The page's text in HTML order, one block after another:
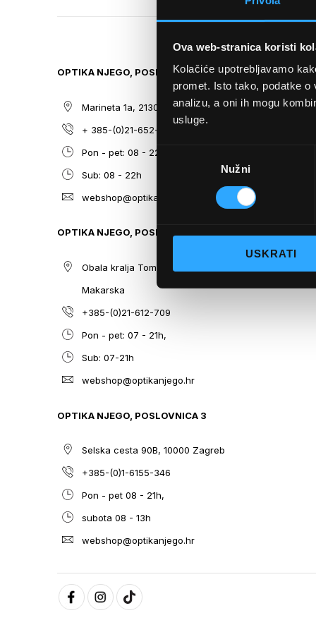
Ova web-stranica koristi
Kolačiće upotrebljavamo
promet. Isto tako, podatke
analizu, a oni ih mogu
usluge.
Odabir
Nužni
USKRATI
THE
THE
GALLERY
OPTIKA NJEGO, POSLOVNICA 1
Marineta 1a, 21300 Makarska
+ 385-(0)21-652-102
Pon - pet: 08 - 22h,
Sub: 08 - 22h
webshop@optikanjego.hr
OPTIKA NJEGO, POSLOVNICA 2
Obala kralja Tomislava 14, 21300
Makarska
+385-(0)21-612-709
Pon - pet: 07 - 21h,
Sub: 07-21h
webshop@optikanjego.hr
OPTIKA NJEGO, POSLOVNICA 3
Selska cesta 90B, 10000 Zagreb
+385-(0)1-6155-346
Pon - pet 08 - 21h,
subota 08 - 13h
webshop@optikanjego.hr
SITEMAP
O nama
Optika